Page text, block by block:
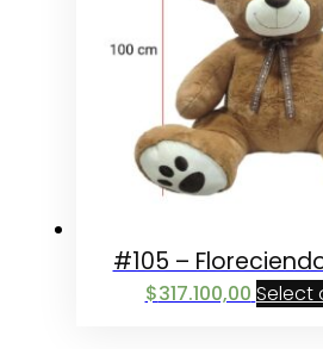
#105 –
$317.100,00 Select